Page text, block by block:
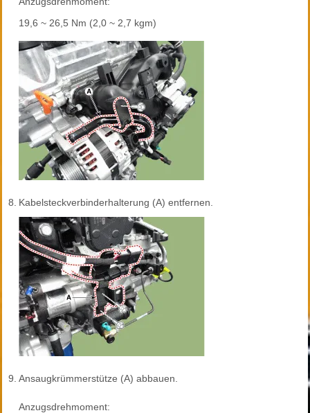
19,6 ~ 26,5 Nm (2,0 ~ 2,7 kgm)
8. Kabelsteckverbinderhalterung (A) entfernen.
9. Ansaugkrümmerstütze (A) abbauen.
Anzugsdrehmoment: